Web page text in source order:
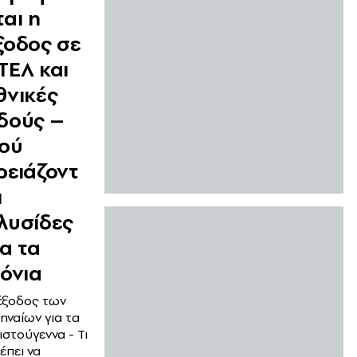
η
σε
και
–
τα
των
για τα
- Τι
να